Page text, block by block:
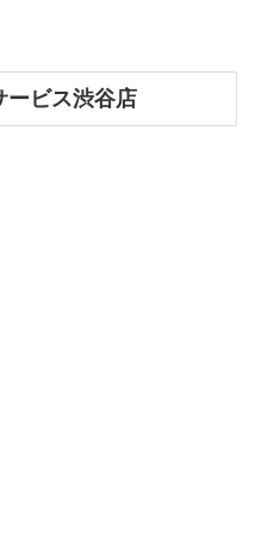
ビス渋谷店